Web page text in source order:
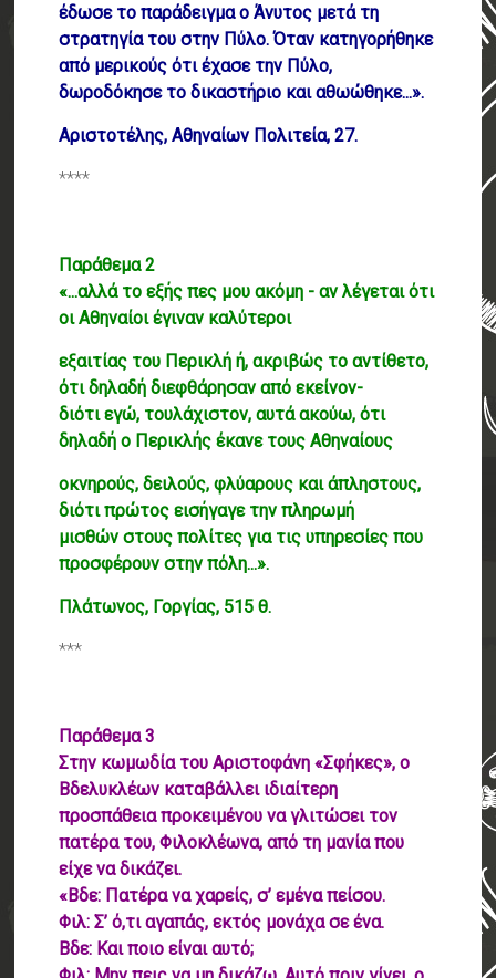
έδωσε το παράδειγμα ο Άνυτος μετά τη
στρατηγία του στην Πύλο. Όταν κατηγορήθηκε
από μερικούς ότι έχασε την Πύλο,
δωροδόκησε το δικαστήριο καιαθωώθηκε...».
Αριστοτέλης, Αθηναίων Πολιτεία, 27.
****
Παράθεμα 2
«...αλλά το εξής πες μου ακόμη - αν λέγεται ότι
οι Αθηναίοι έγιναν καλύτεροι
εξαιτίας του Περικλή ή, ακριβώς το αντίθετο,
ότι δηλαδή διεφθάρησαν από εκείνον-
διότι εγώ, τουλάχιστον, αυτά ακούω, ότι
δηλαδή ο Περικλής έκανε τους Αθηναίους
οκνηρούς, δειλούς, φλύαρους και άπληστους,
διότι πρώτος εισήγαγε την πληρωμή
μισθών στους πολίτες για τις υπηρεσίες που
προσφέρουν στην πόλη...».
Πλάτωνος, Γοργίας, 515 θ.
***
Παράθεμα 3
Στην κωμωδία του Αριστοφάνη «Σφήκες», ο
Βδελυκλέων καταβάλλει ιδιαίτερη
προσπάθεια προκειμένου να γλιτώσει τον
πατέρα του, Φιλοκλέωνα, από τη μανία που
είχε να δικάζει.
«Βδε: Πατέρα να χαρείς, σ’ εμένα πείσου.
Φιλ: Σ’ ό,τι αγαπάς, εκτός μονάχα σε ένα.
Βδε: Και ποιο είναι αυτό;